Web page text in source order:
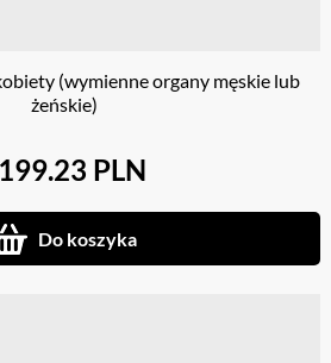
(wymienne organy męskie lub
żeńskie)
PLN
Do koszyka